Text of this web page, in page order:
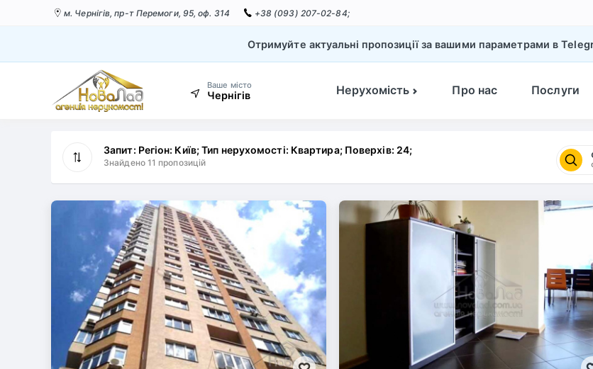
м. Чернігів, пр-т Перемоги, 95, оф. 314 +38 (093) 207-02-84;
Отримуйте актуальні пропозиції за вашими параметрами в
Ваше місто
Чернігів Нерухомість Про нас Послуги
Запит: Регіон: Київ; Тип нерухомості: Квартира; Поверхів: 24;
Знайдено 11 пропозицій